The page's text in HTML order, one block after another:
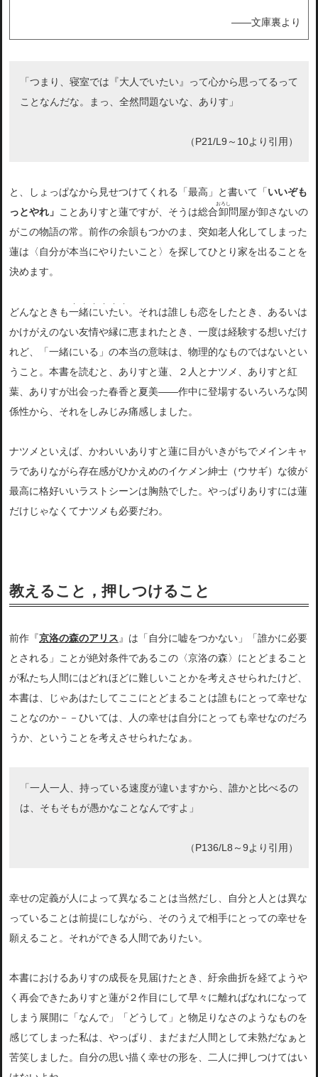
――文庫裏より
「つまり、寝室では『大人でいたい』って心から思ってるって
ことなんだな。まっ、全然問題ないな、ありす」
（P21/L9～10より引用）
と、しょっぱなから見せつけてくれる「最高」と書いて「いいぞも
っとやれ」 ことありすと蓮ですが、そうは総合卸
おろし
問屋が卸さないの
がこの物語の常。前作の余韻もつかのま、突如老人化してしまった
蓮は〈自分が本当にやりたいこと〉を探してひとり家を出ることを
決めます。
どんなときも一緒にいたい
・・・・・・
。それは誰しも恋をしたとき、あるいは
かけがえのない友情や縁に恵まれたとき、一度は経験する想いだけ
れど、「一緒にいる」の本当の意味は、物理的なものではないとい
うこと。本書を読むと、ありすと蓮、２人とナツメ、ありすと紅
葉、ありすが出会った春香と夏美――作中に登場するいろいろな関
係性から、それをしみじみ痛感しました。
ナツメといえば、かわいいありすと蓮に目がいきがちでメインキャ
ラでありながら存在感がひかえめのイケメン紳士（ウサギ）な彼が
最高に格好いいラストシーンは胸熱でした。やっぱりありすには蓮
だけじゃなくてナツメも必要だわ。
教えること，押しつけること
前作『京洛の森のアリス 』は「自分に嘘をつかない」「誰かに必要
とされる」ことが絶対条件であるこの〈京洛の森〉にとどまること
が私たち人間にはどれほどに難しいことかを考えさせられたけど、
本書は、じゃあはたしてここにとどまることは誰もにとって幸せな
ことなのか－－ひいては、人の幸せは自分にとっても幸せなのだろ
うか、ということを考えさせられたなぁ。
「一人一人、持っている速度が違いますから、誰かと比べるの
は、そもそもが愚かなことなんですよ」
（P136/L8～9より引用）
幸せの定義が人によって異なることは当然だし、自分と人とは異な
っていることは前提にしながら、そのうえで相手にとっての幸せを
願えること。それができる人間でありたい。
本書におけるありすの成長を見届けたとき、紆余曲折を経てようや
く再会できたありすと蓮が２作目にして早々に離ればなれになって
しまう展開に「なんで」「どうして」と物足りなさのようなものを
感じてしまった私は、やっぱり、まだまだ人間 として未熟だなぁと
苦笑しました。自分の思い描く幸せの形を、二人 に押しつけてはい